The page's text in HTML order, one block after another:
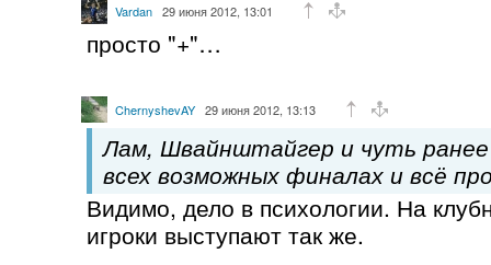
Vardan 29 июня 2012, 13:01
просто "+"…
ChernyshevAY 29 июня 2012, 13:13
Лам, Швайнштайгер и чуть ранее
всех возможных финалах и всё
Видимо, дело в психологии. На
игроки выступают так же.